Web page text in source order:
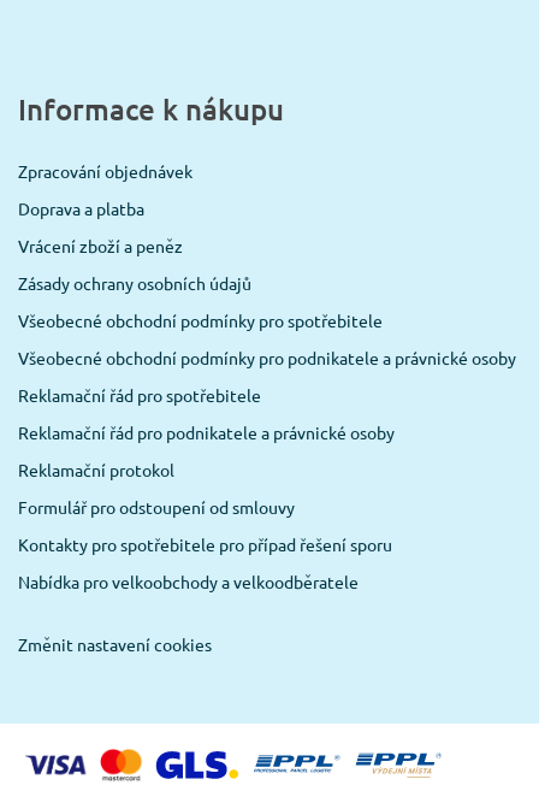
Informace k nákupu
Zpracování objednávek
Doprava a platba
Vrácení zboží a peněz
Zásady ochrany osobních údajů
Všeobecné obchodní podmínky pro spotřebitele
Všeobecné obchodní podmínky pro podnikatele a právnické osoby
Reklamační řád pro spotřebitele
Reklamační řád pro podnikatele a právnické osoby
Reklamační protokol
Formulář pro odstoupení od smlouvy
Kontakty pro spotřebitele pro případ řešení sporu
Nabídka pro velkoobchody a velkoodběratele
Změnit nastavení cookies